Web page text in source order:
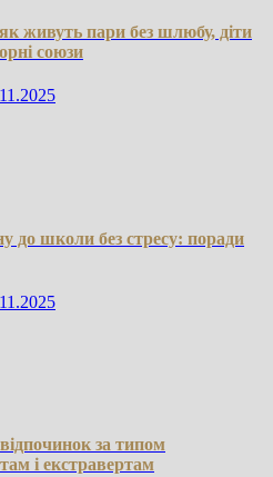
живуть пари без шлюбу, діти
союзи
до школи без стресу: поради
за типом
і екстравертам